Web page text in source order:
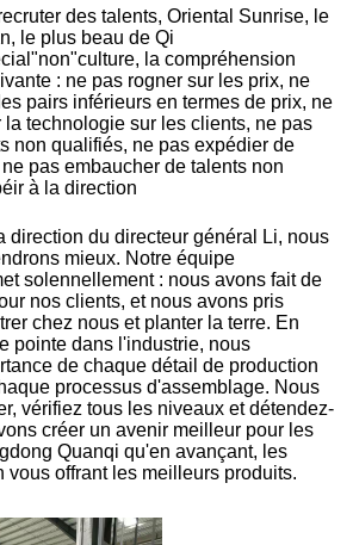
des talents, Oriental Sunrise, le
le plus beau de Qi
la compréhension
: ne pas rogner sur les prix, ne
pairs inférieurs en termes de prix, ne
la technologie sur les clients, ne pas
non qualifiés, ne pas expédier de
pas embaucher de talents non
à la direction
direction du directeur général Li, nous
mieux. Notre équipe
solennellement : nous avons fait de
nos clients, et nous avons pris
chez nous et planter la terre. En
pointe dans l'industrie, nous
de chaque détail de production
processus d'assemblage. Nous
vérifiez tous les niveaux et détendez-
créer un avenir meilleur pour les
Quanqi qu'en avançant, les
vous offrant les meilleurs produits.